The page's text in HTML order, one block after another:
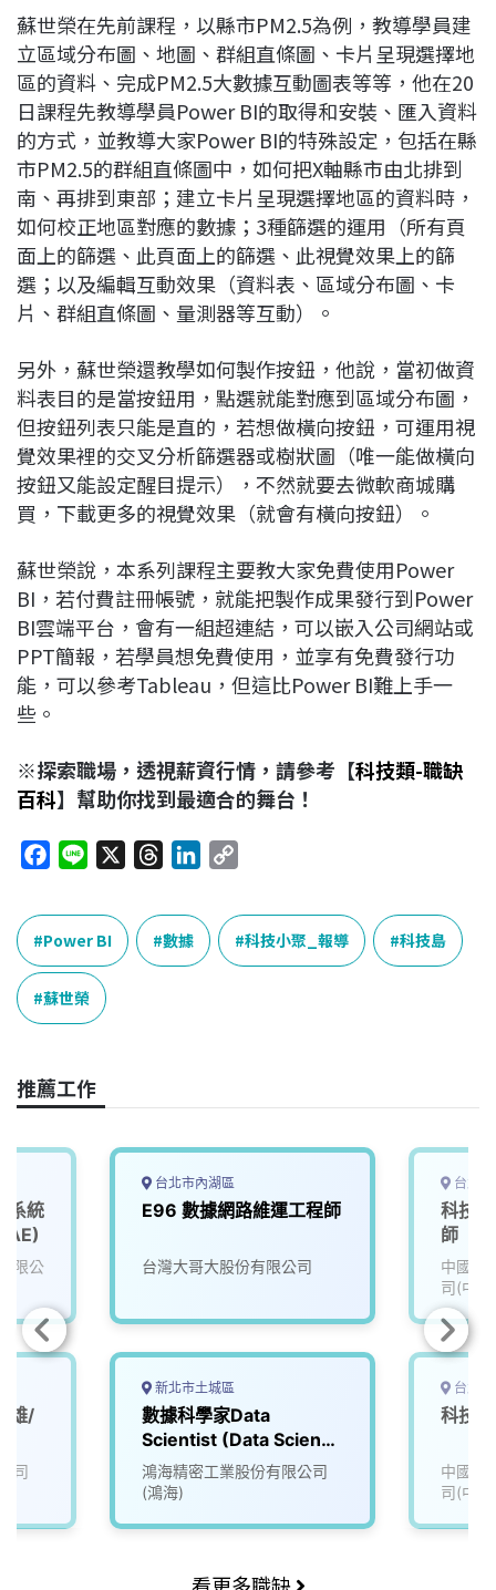
蘇世榮在先前課程，以縣市PM2.5為例，教導學員建
立區域分布圖、地圖、群組直條圖、卡片呈現選擇地
區的資料、完成PM2.5大數據互動圖表等等，他在20
日課程先教導學員Power BI的取得和安裝、匯入資料
的方式，並教導大家Power BI的特殊設定，包括在縣
市PM2.5的群組直條圖中，如何把X軸縣市由北排到
南、再排到東部；建立卡片呈現選擇地區的資料時，
如何校正地區對應的數據；3種篩選的運用（所有頁
面上的篩選、此頁面上的篩選、此視覺效果上的篩
選；以及編輯互動效果（資料表、區域分布圖、卡
片、群組直條圖、量測器等互動）。
另外，蘇世榮還教學如何製作按鈕，他說，當初做資
料表目的是當按鈕用，點選就能對應到區域分布圖，
但按鈕列表只能是直的，若想做橫向按鈕，可運用視
覺效果裡的交叉分析篩選器或樹狀圖（唯一能做橫向
按鈕又能設定醒目提示），不然就要去微軟商城購
買，下載更多的視覺效果（就會有橫向按鈕）。
蘇世榮說，本系列課程主要教大家免費使用Power
BI，若付費註冊帳號，就能把製作成果發行到Power
BI雲端平台，會有一組超連結，可以嵌入公司網站或
PPT簡報，若學員想免費使用，並享有免費發行功
能，可以參考Tableau，但這比Power BI難上手一
些。
※探索職場，透視薪資行情，請參考【科技類-職缺
百科】幫助你找到最適合的舞台！
c
e
b
o
o
n
e
r
e
a
k
e
p
y
L
Power BI 數據 科技小聚_報導 科技島
蘇世榮
推薦工作
系統
限公
雄/
司
台北市內湖區
E96 數據網路維運工程師
台灣大哥大股份有限公司
新北市土城區
數據科學家Data
Scientist (Data Science
& AI Team)
鴻海精密工業股份有限公司
(鴻海)
台北
科技
師
中國信
司(中
台北
科技
中國信
司(中